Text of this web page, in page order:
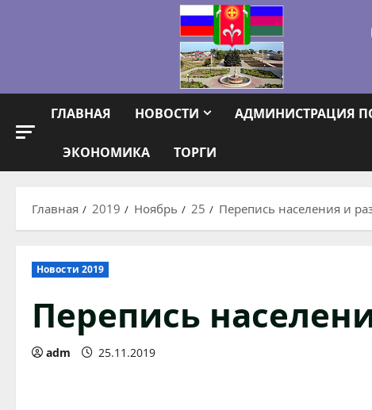
ГЛАВНАЯ НОВОСТИ АДМИНИСТРАЦИЯ
ЭКОНОМИКА ТОРГИ
Главная 2019 Ноябрь 25 Перепись населения и
Новости 2019
Перепись
adm 25.11.2019